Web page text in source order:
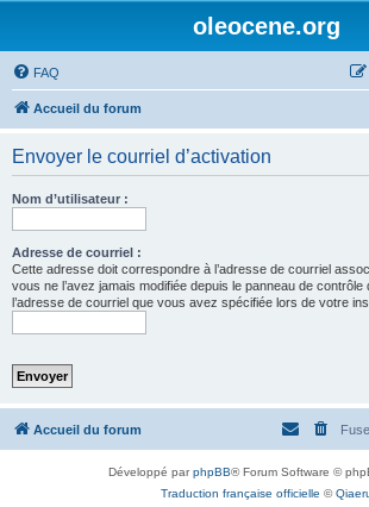
oleocene.org
FAQ
Accueil du forum
Envoyer le courriel d’activation
Nom d’utilisateur :
Adresse de courriel :
Cette adresse doit correspondre à l’adresse de courriel
vous ne l’avez jamais modifiée depuis le panneau de contrôle
l’adresse de courriel que vous avez spécifiée lors de votre
Accueil du forum
Développé parphpBB® Forum Software ©
Traduction française officielle ©